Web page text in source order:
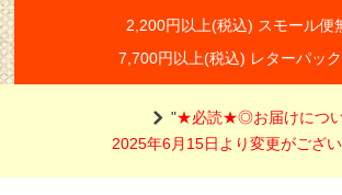
2,200円以上(税込) スモール便
7,700円以上(税込) レターパッ
"★必読★◎お届けにつ
2025年6月15日より変更がござ